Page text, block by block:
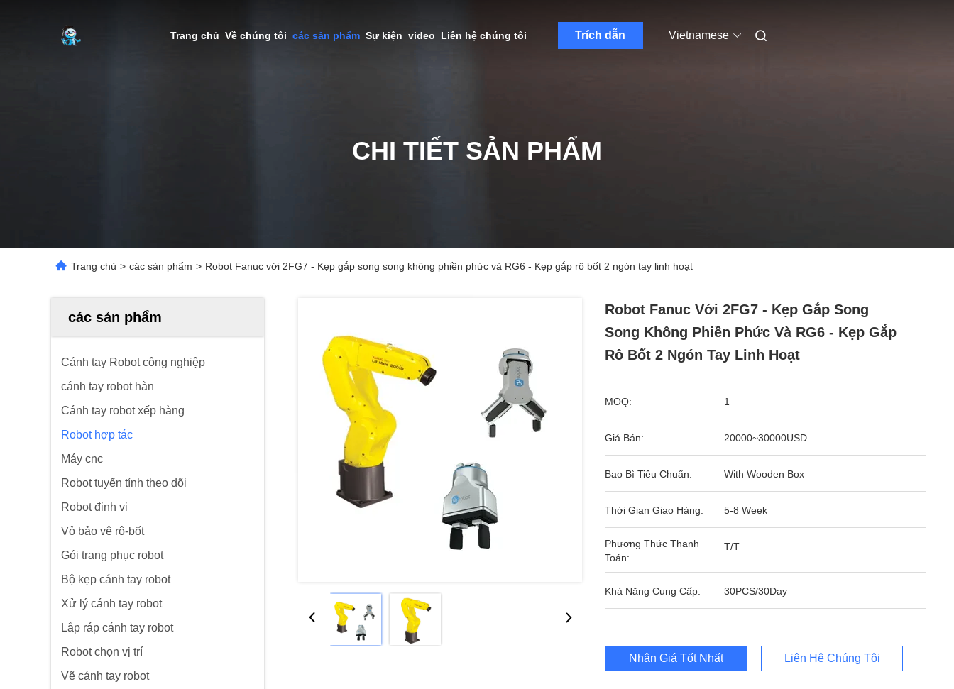
Trang chủ Về chúng tôi các sản phẩm Sự kiện video Liên hệ chúng tôi Trích dẫn Vietnamese
CHI TIẾT SẢN PHẨM
Trang chủ > các sản phẩm > Robot Fanuc với 2FG7 - Kẹp gắp song song không phiền phức và RG6 - Kẹp gắp rô bốt 2 ngón tay linh hoạt
các sản phẩm
Cánh tay Robot công nghiệp
cánh tay robot hàn
Cánh tay robot xếp hàng
Robot hợp tác
Máy cnc
Robot tuyến tính theo dõi
Robot định vị
Vỏ bảo vệ rô-bốt
Gói trang phục robot
Bộ kẹp cánh tay robot
Xử lý cánh tay robot
Lắp ráp cánh tay robot
Robot chọn vị trí
Vẽ cánh tay robot
Robot Fanuc Với 2FG7 - Kẹp Gắp Song
Song Không Phiền Phức Và RG6 - Kẹp Gắp
Rô Bốt 2 Ngón Tay Linh Hoạt
MOQ: 1
Giá Bán: 20000~30000USD
Bao Bì Tiêu Chuẩn: With Wooden Box
Thời Gian Giao Hàng: 5-8 Week
Phương Thức Thanh
Toán:
T/T
Khả Năng Cung Cấp: 30PCS/30Day
Nhận Giá Tốt Nhất Liên Hệ Chúng Tôi